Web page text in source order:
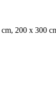
200 x 300